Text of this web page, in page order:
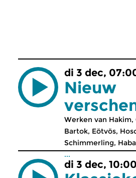
di 3 dec,
Nieuw
Werken van Hakim,
Bartok, Eötvös,
Schimmerling,
...
di 3 dec,